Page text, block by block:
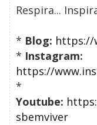
Respira...
* Blog: https://
* Instagram:
https://
*
Youtube:
sbemviver